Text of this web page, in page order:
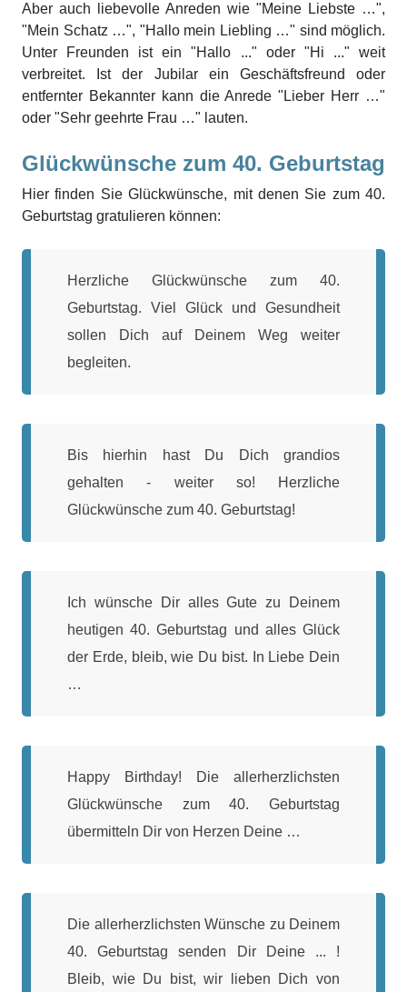
Aber auch liebevolle Anreden wie "Meine Liebste …",
"Mein Schatz …", "Hallo mein Liebling …" sind möglich.
Unter Freunden ist ein "Hallo ..." oder "Hi ..." weit
verbreitet. Ist der Jubilar ein Geschäftsfreund oder
entfernter Bekannter kann die Anrede "Lieber Herr …"
oder "Sehr geehrte Frau …" lauten.
Glückwünsche zum 40. Geburtstag
Hier finden Sie Glückwünsche, mit denen Sie zum 40.
Geburtstag gratulieren können:
Herzliche Glückwünsche zum 40.
Geburtstag. Viel Glück und Gesundheit
sollen Dich auf Deinem Weg weiter
begleiten.
Bis hierhin hast Du Dich grandios
gehalten - weiter so! Herzliche
Glückwünsche zum 40. Geburtstag!
Ich wünsche Dir alles Gute zu Deinem
heutigen 40. Geburtstag und alles Glück
der Erde, bleib, wie Du bist. In Liebe Dein
…
Happy Birthday! Die allerherzlichsten
Glückwünsche zum 40. Geburtstag
übermitteln Dir von Herzen Deine …
Die allerherzlichsten Wünsche zu Deinem
40. Geburtstag senden Dir Deine ... !
Bleib, wie Du bist, wir lieben Dich von